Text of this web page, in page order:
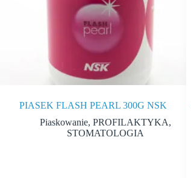
PIASEK FLASH PEARL 300G NSK
Piaskowanie, PROFILAKTYKA,
STOMATOLOGIA